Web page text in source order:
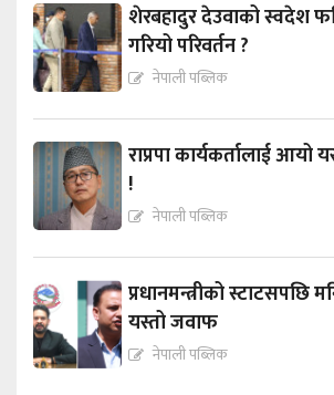
शेरबहादुर देउवाको स्वदेश
गरियो परिवर्तन ?
नेपाली पब्लिक
राप्रपा कार्यकर्तालाई
!
नेपाली पब्लिक
प्रधानमन्त्रीको स्टाटसपछि
यस्तो जवाफ
नेपाली पब्लिक